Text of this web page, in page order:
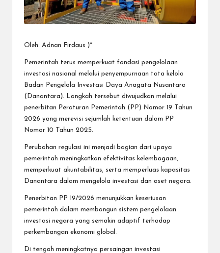
Oleh: Adnan Firdaus )*
Pemerintah terus memperkuat fondasi pengelolaan
investasi nasional melalui penyempurnaan tata kelola
Badan Pengelola Investasi Daya Anagata Nusantara
(Danantara). Langkah tersebut diwujudkan melalui
penerbitan Peraturan Pemerintah (PP) Nomor 19 Tahun
2026 yang merevisi sejumlah ketentuan dalam PP
Nomor 10 Tahun 2025.
Perubahan regulasi ini menjadi bagian dari upaya
pemerintah meningkatkan efektivitas kelembagaan,
memperkuat akuntabilitas, serta memperluas kapasitas
Danantara dalam mengelola investasi dan aset negara.
Penerbitan PP 19/2026 menunjukkan keseriusan
pemerintah dalam membangun sistem pengelolaan
investasi negara yang semakin adaptif terhadap
perkembangan ekonomi global.
Di tengah meningkatnya persaingan investasi